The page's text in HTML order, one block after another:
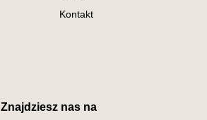
Kontakt
Znajdziesz nas na